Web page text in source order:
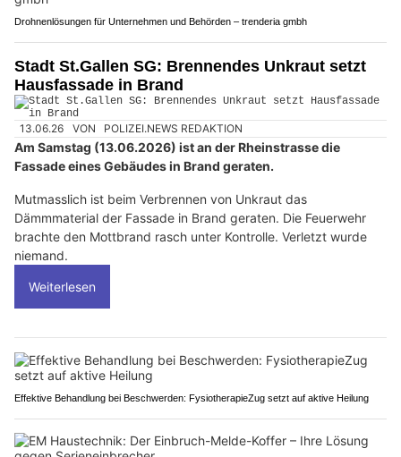
Drohnenlösungen für Unternehmen und Behörden – trenderia gmbh
Stadt St.Gallen SG: Brennendes Unkraut setzt
Hausfassade in Brand
13.06.26 VON POLIZEI.NEWS REDAKTION
Am Samstag (13.06.2026) ist an der Rheinstrasse die
Fassade eines Gebäudes in Brand geraten.
Mutmasslich ist beim Verbrennen von Unkraut das
Dämmmaterial der Fassade in Brand geraten. Die Feuerwehr
brachte den Mottbrand rasch unter Kontrolle. Verletzt wurde
niemand.
Weiterlesen
Effektive Behandlung bei Beschwerden: FysiotherapieZug setzt auf aktive Heilung